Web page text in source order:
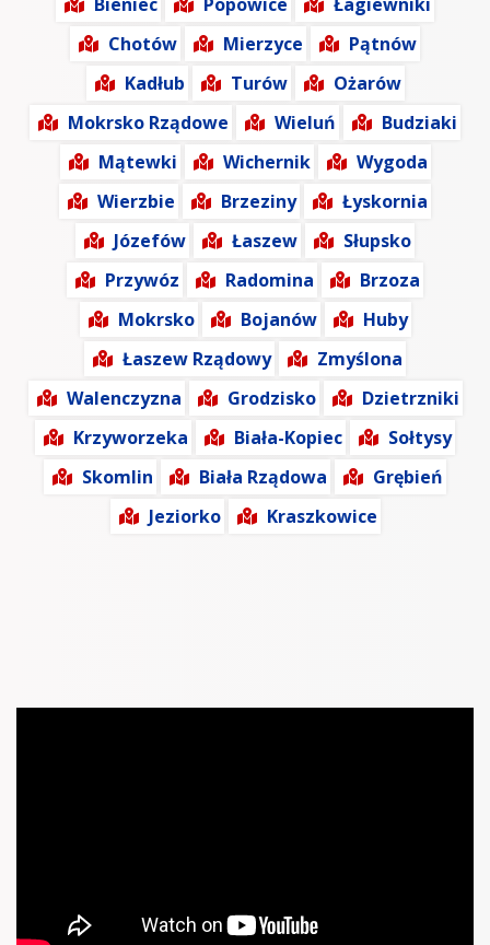
Chotów
Mierzyce
Pątnów
Kadłub
Turów
Ożarów
Mokrsko Rządowe
Wieluń
Budziaki
Mątewki
Wichernik
Wygoda
Wierzbie
Brzeziny
Łyskornia
Józefów
Łaszew
Słupsko
Przywóz
Radomina
Brzoza
Mokrsko
Bojanów
Huby
Łaszew Rządowy
Zmyślona
Walenczyzna
Grodzisko
Dzietrzniki
Krzyworzeka
Biała-Kopiec
Sołtysy
Skomlin
Biała Rządowa
Grębień
Jeziorko
Kraszkowice